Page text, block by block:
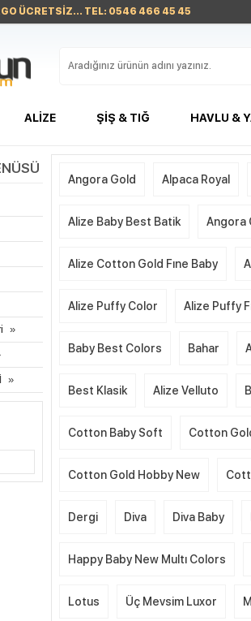
ÜCRETSİZ... TEL: 0546 466 45 45
ALIZE ŞIŞ & TIĞ HAVLU &
Angora Gold Alpaca Royal
Alize Baby Best Batik Angora
Alize Cotton Gold Fıne Baby
Alize Puffy Color Alize Puffy
Baby Best Colors Bahar
Best Klasik Alize Velluto
Cotton Baby Soft Cotton
Cotton Gold Hobby New
Dergi Diva Diva Baby
Happy Baby New Multı Colors
Lotus Üç Mevsim Luxor